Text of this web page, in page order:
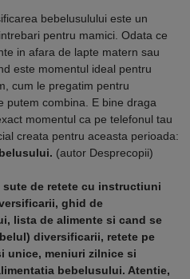
bebelusulului este un
pentru mamici. Odata ce
in afara de lapte matern sau
este momentul ideal pentru
cum le pregatim pentru
putem combina. E bine draga
momentul ca pe telefonul tau
creata pentru aceasta perioada:
(autor Desprecopii)
de retete cu instructiuni
ghid de
lista de alimente si cand se
diversificarii, retete pe
unice, meniuri zilnice si
bebelusului. Atentie,